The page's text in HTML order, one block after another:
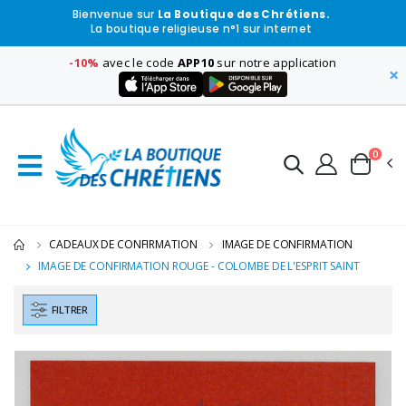
Bienvenue sur La Boutique des Chrétiens.
La boutique religieuse n°1 sur internet
-10% avec le code APP10 sur notre application
×
0
CADEAUX DE CONFIRMATION
IMAGE DE CONFIRMATION
IMAGE DE CONFIRMATION ROUGE - COLOMBE DE L'ESPRIT SAINT
FILTRER